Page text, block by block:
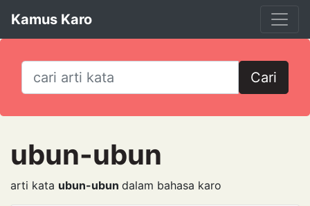
Kamus Karo
Cari
ubun-ubun
arti kata ubun-ubun dalam bahasa karo